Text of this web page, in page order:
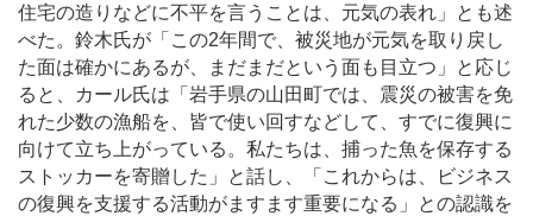
住宅の造りなどに不平を言うことは、元気の表れ」とも述
べた。鈴木氏が「この2年間で、被災地が元気を取り戻し
た面は確かにあるが、まだまだという面も目立つ」と応じ
ると、カール氏は「岩手県の山田町では、震災の被害を免
れた少数の漁船を、皆で使い回すなどして、すでに復興に
向けて立ち上がっている。私たちは、捕った魚を保存する
ストッカーを寄贈した」と話し、「これからは、ビジネス
の復興を支援する活動がますます重要になる」との認識を